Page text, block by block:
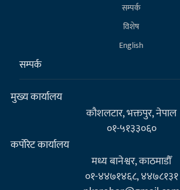
सम्पर्क
विशेष
English
सम्पर्क
मुख्य कार्यालय
कौशलटार, भक्तपुर, नेपाल
०१-५१३३०६०
कर्पाेरेट कार्यालय
मध्य बानेश्वर, काठमाडौँ
०१-४४७१४६८, ४४७८१३१